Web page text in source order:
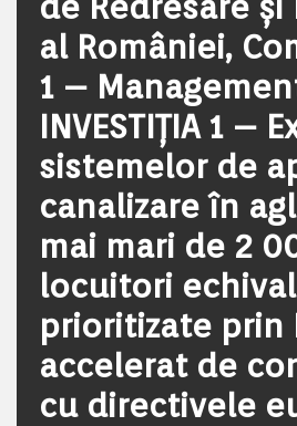
al României,
1 –
INVESTIȚIA 1 –
sistemelor de
canalizare în
mai mari de 2
locuitori
prioritizate prin
accelerat de
cu directivele